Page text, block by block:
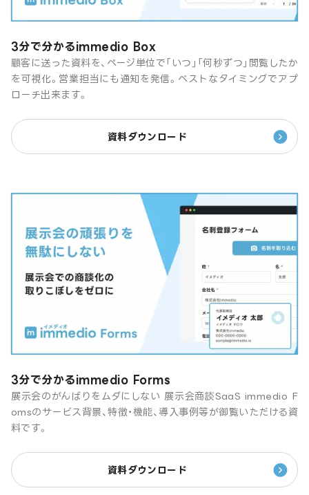
3分で分かるimmedio Box
顧客に送った資料を、ページ単位で「いつ」「何秒ずつ」閲覧したか
を可視化。営業担当にも通知を発信。ベストなタイミングでアプ
ローチ出来ます。
資料ダウンロード
3分で分かるimmedio Forms
展示会のがんばりをムダにしない 展示会商談SaaS immedio F
omsのサービス背景、特徴・機能、導入事例等が御覧いただける資
料です。
資料ダウンロード